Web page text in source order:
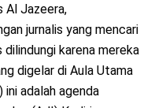
Al Jazeera,
jurnalis yang mencari
dilindungi karena mereka
digelar di Aula Utama
ini adalah agenda